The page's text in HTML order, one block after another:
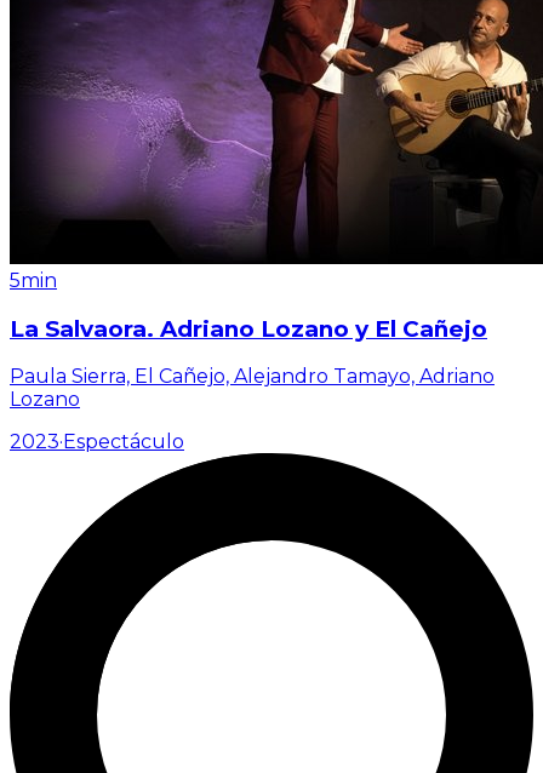
5min
La Salvaora. Adriano Lozano y El Cañejo
Paula Sierra, El Cañejo, Alejandro Tamayo, Adriano
Lozano
2023· Espectáculo